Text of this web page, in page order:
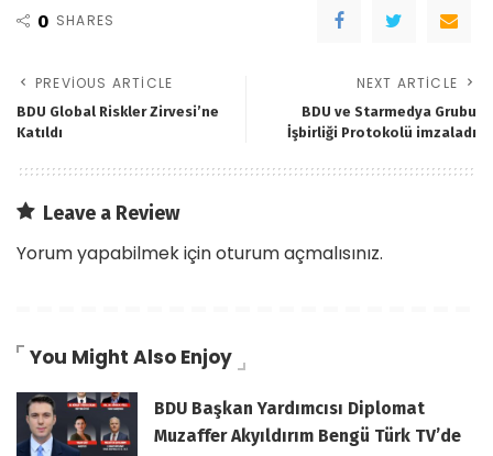
0 SHARES
PREVIOUS ARTICLE
BDU Global Riskler Zirvesi’ne
Katıldı
NEXT ARTICLE
BDU ve Starmedya Grubu
İşbirliği Protokolü imzaladı
Leave a Review
Yorum yapabilmek içinoturum açmalısınız.
You Might Also Enjoy
BDU Başkan Yardımcısı Diplomat
Muzaffer Akyıldırım Bengü Türk TV’de